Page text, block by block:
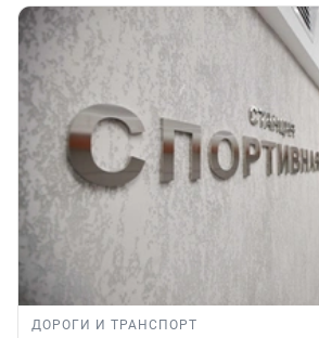
ДОРОГИ И ТРАНСПОРТ